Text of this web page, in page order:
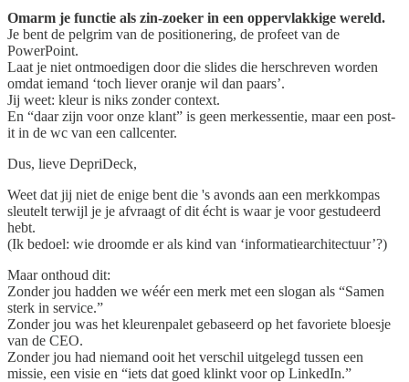
Omarm je functie als zin-zoeker in een oppervlakkige wereld.
Je bent de pelgrim van de positionering, de profeet van de
PowerPoint.
Laat je niet ontmoedigen door die slides die herschreven worden
omdat iemand ‘toch liever oranje wil dan paars’.
Jij weet: kleur is niks zonder context.
En “daar zijn voor onze klant” is geen merkessentie, maar een post-
it in de wc van een callcenter.
Dus, lieve DepriDeck,
Weet dat jij niet de enige bent die 's avonds aan een merkkompas
sleutelt terwijl je je afvraagt of dit écht is waar je voor gestudeerd
hebt.
(Ik bedoel: wie droomde er als kind van ‘informatiearchitectuur’?)
Maar onthoud dit:
Zonder jou hadden we wéér een merk met een slogan als “Samen
sterk in service.”
Zonder jou was het kleurenpalet gebaseerd op het favoriete bloesje
van de CEO.
Zonder jou had niemand ooit het verschil uitgelegd tussen een
missie, een visie en “iets dat goed klinkt voor op LinkedIn.”